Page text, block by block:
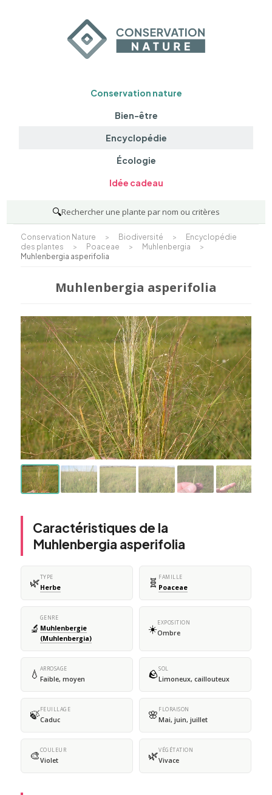
Conservation nature
Bien-être
Encyclopédie
Écologie
Idée cadeau
🔍Rechercher une plante par nom ou critères
Conservation Nature > Biodiversité >
Encyclopédie
des plantes
> Poaceae > Muhlenbergia
>
Muhlenbergia asperifolia
Muhlenbergia asperifolia
Caractéristiques de la
Muhlenbergia asperifolia
🌿TYPE
Herbe 🧬 FAMILLE
Poaceae
🔬
GENRE
Muhlenbergie
(Muhlenbergia)
☀️EXPOSITION
Ombre
💧 ARROSAGE
Faible, moyen 🪨SOL
Limoneux, caillouteux
🍃FEUILLAGE
Caduc 🌸 FLORAISON
Mai, juin, juillet
🎨COULEUR
Violet 🌿VÉGÉTATION
Vivace